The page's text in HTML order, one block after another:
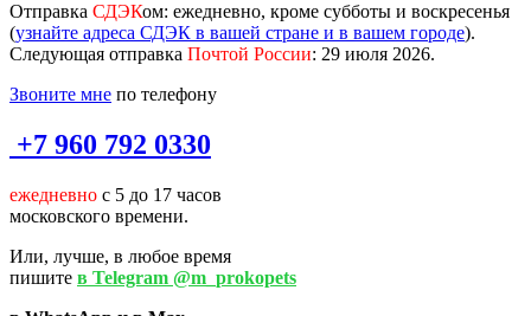
Отправка СДЭКом: ежедневно, кроме субботы и воскресенья
(узнайте адреса СДЭК в вашей стране и в вашем городе).
Следующая отправка Почтой России: 29 июля 2026.
Звоните мне по телефону
+7 960 792 0330
ежедневно с 5 до 17 часов
московского времени.
Или, лучше, в любое время
пишите в Telegram @m_prokopets